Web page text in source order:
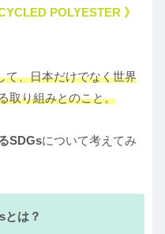
POLYESTER 》
て、日本だけでなく世界
取り組みとのこと。
SDGsについて考えてみ
とは？